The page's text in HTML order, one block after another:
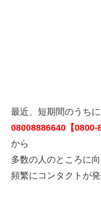
最近、短期間のうちに
08008886640【0800-
から
多数の人のところに向
頻繁にコンタクトが